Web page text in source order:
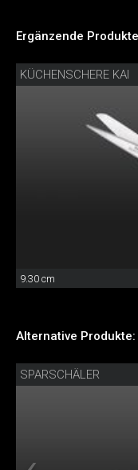
Ergänzende
KÜCHENSCHERE KAI
9.30 cm
Alternative Produkte:
SPARSCHÄLER